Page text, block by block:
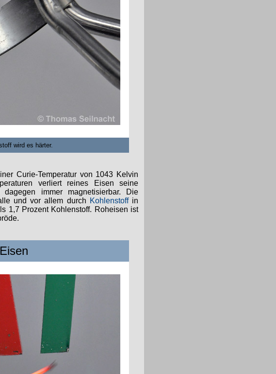
wird es härter.
Curie-Temperatur von 1043 Kelvin
verliert reines Eisen seine
immer magnetisierbar. Die
und vor allem durch Kohlenstoffin
1,7 Prozent Kohlenstoff. Roheisen ist